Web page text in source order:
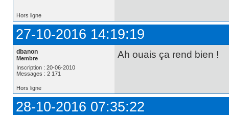
Hors ligne
27-10-2016 14:19:19
dbanon
Membre
Inscription : 20-06-2010
Messages : 2 171
Ah ouais ça rend bien !
Hors ligne
28-10-2016 07:35:22